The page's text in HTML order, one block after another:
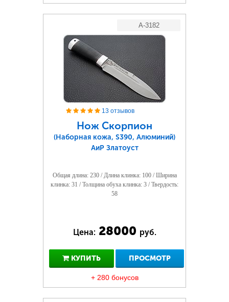
A-3182
13 отзывов
Нож Скорпион
(Наборная кожа, S390, Алюминий)
АиР Златоуст
Общая длина: 230 / Длина клинка: 100 / Ширина
клинка: 31 / Толщина обуха клинка: 3 / Твердость:
58
Цена: 28000 руб.
КУПИТЬ ПРОСМОТР
+ 280 бонусов